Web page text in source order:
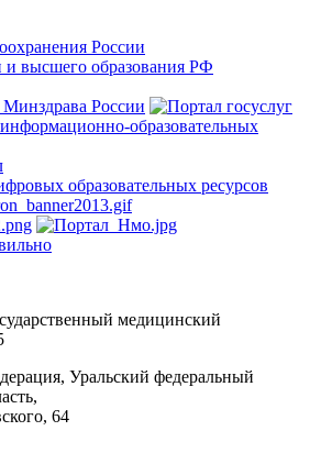
медицинский
Уральский федеральный
64